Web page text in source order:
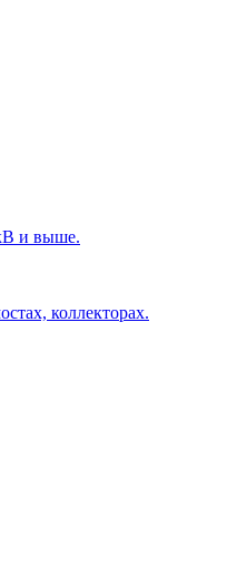
и выше.
коллекторах.